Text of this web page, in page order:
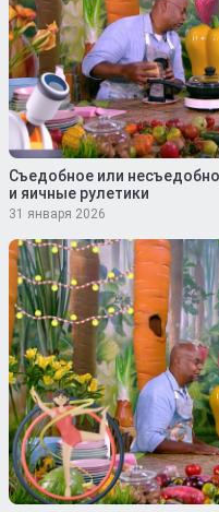
Съедобное или несъедобное. Выпуск
и яичные рулетики
31 января 2026